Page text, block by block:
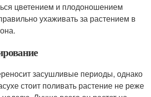
цветением и плодоношением
ухаживать за растением в
засушливые периоды, однако
стоит поливать растение не реже